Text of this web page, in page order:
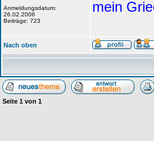
Anmeldungsdatum:
26.02.2006
Beiträge: 723
mein
Nach oben
Seite 1 von 1